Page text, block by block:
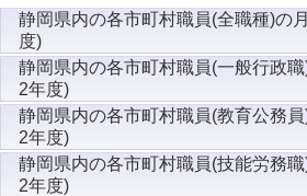
静岡県内の各市町村職員(全職種)の
度)
静岡県内の各市町村職員(一般行政
2年度)
静岡県内の各市町村職員(教育公務
2年度)
静岡県内の各市町村職員(技能労務
2年度)